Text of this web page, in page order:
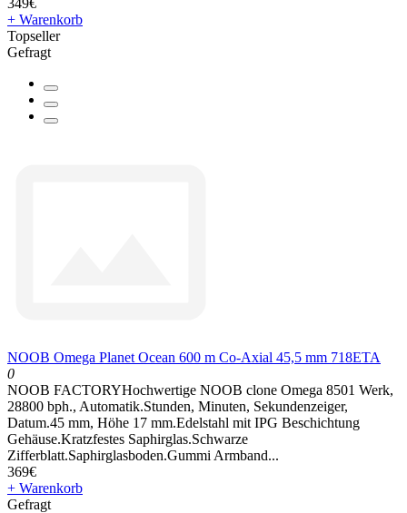
+ Warenkorb
Topseller
Gefragt
NOOB Omega Planet Ocean 600 m Co-Axial 45,5 mm 718ETA
0
NOOB FACTORYHochwertige NOOB clone Omega 8501 Werk,
28800 bph., Automatik.Stunden, Minuten, Sekundenzeiger,
Datum.45 mm, Höhe 17 mm.Edelstahl mit IPG Beschichtung
Gehäuse.Kratzfestes Saphirglas.Schwarze
Zifferblatt.Saphirglasboden.Gummi Armband...
369€
+ Warenkorb
Gefragt